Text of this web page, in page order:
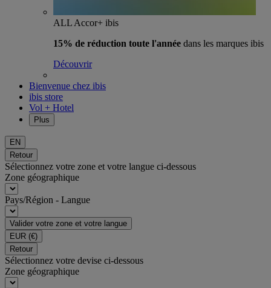
ALL Accor+ ibis
15% de réduction toute l'année dans les marques ibis
Découvrir
Bienvenue chez ibis
ibis store
Vol + Hotel
Plus
EN
Retour
Sélectionnez votre zone et votre langue ci-dessous
Zone géographique
Pays/Région - Langue
Valider votre zone et votre langue
EUR (€)
Retour
Sélectionnez votre devise ci-dessous
Zone géographique